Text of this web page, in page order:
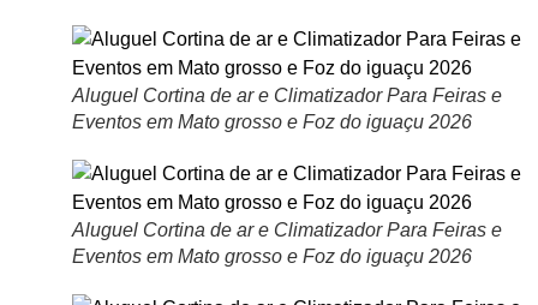
Aluguel Cortina de ar e Climatizador Para Feiras e
Eventos em Mato grosso e Foz do iguaçu 2026
Aluguel Cortina de ar e Climatizador Para Feiras e
Eventos em Mato grosso e Foz do iguaçu 2026